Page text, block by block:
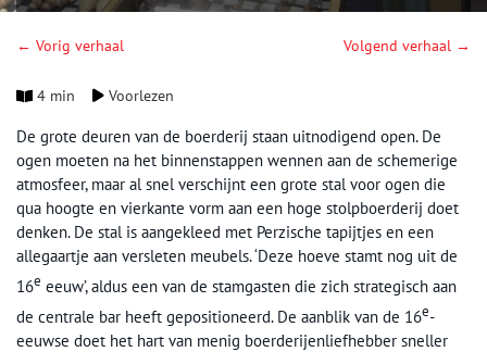
← Vorig verhaal Volgend verhaal →
4 min Voorlezen
De grote deuren van de boerderij staan uitnodigend open. De
ogen moeten na het binnenstappen wennen aan de schemerige
atmosfeer, maar al snel verschijnt een grote stal voor ogen die
qua hoogte en vierkante vorm aan een hoge stolpboerderij doet
denken. De stal is aangekleed met Perzische tapijtjes en een
allegaartje aan versleten meubels. ‘Deze hoeve stamt nog uit de
16e eeuw’, aldus een van de stamgasten die zich strategisch aan
de centrale bar heeft gepositioneerd. De aanblik van de 16e-
eeuwse doet het hart van menig boerderijenliefhebber sneller